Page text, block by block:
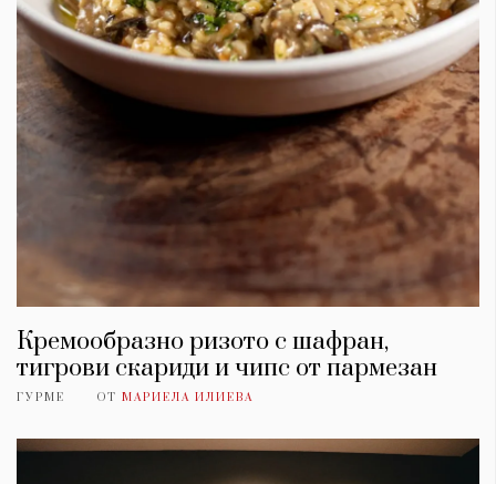
Кремообразно ризото с шафран,
тигрови скариди и чипс от пармезан
ГУРМЕ ОТ МАРИЕЛА ИЛИЕВА